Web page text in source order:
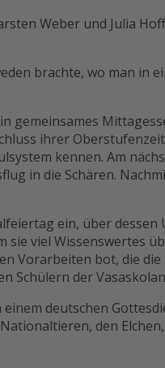
Weber und Julia
brachte, wo man in
gemeinsames
ihrer
kennen. Am
in die Schären.
ein, über
viel Wissenswertes
Vorarbeiten bot, die die
Schülern der
deutschen
den